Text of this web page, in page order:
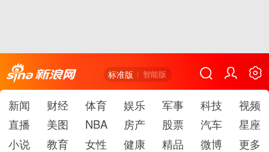
标准版 智能版
新闻 财经 体育 娱乐 军事 科技
视频
直播
美图 NBA 房产 股票 汽车
星座
小说
教育 女性 健康 精品 微博 更多